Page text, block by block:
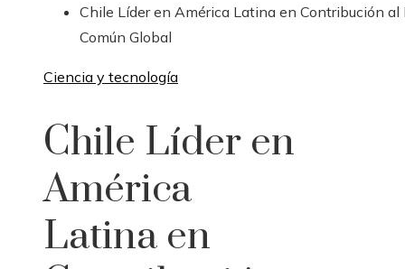
Chile Líder en América Latina en Contribución al
Común Global
Ciencia y tecnología
Chile Líder en
América
Latina en